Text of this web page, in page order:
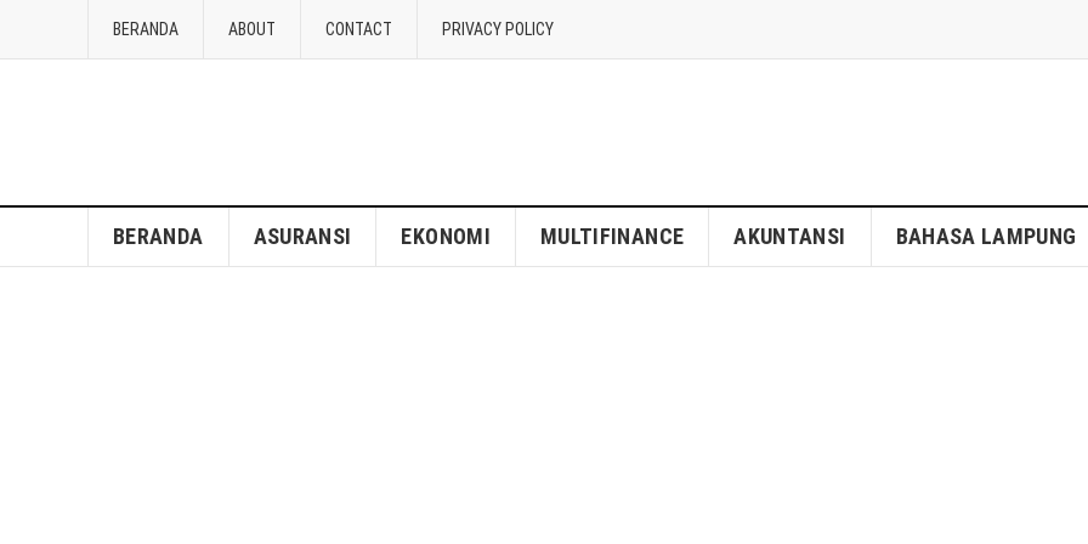
BERANDA ABOUT CONTACT PRIVACY POLICY
BERANDA ASURANSI EKONOMI MULTIFINANCE AKUNTANSI BAHASA LAMPUNG